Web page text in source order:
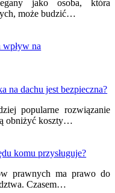
jako osoba, która
może budzić…
na
na dachu jest bezpieczna?
popularne rozwiązanie
obniżyć koszty…
komu przysługuje?
prawnych ma prawo do
Czasem…